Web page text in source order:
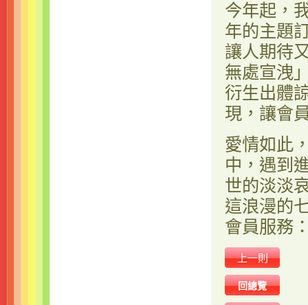
今年起，
年的主題
讓人期待
無處宣洩
衍生出體
現，讓會
愛情如此
中，遇到
世的淡淡
這浪漫的
會員服務
上一則
回總覽